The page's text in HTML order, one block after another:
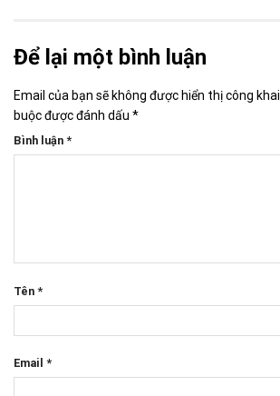
Để lại một bình luận
Email của bạn sẽ không được hiển thị công khai.
buộc được đánh dấu *
Bình luận *
Tên *
Email *